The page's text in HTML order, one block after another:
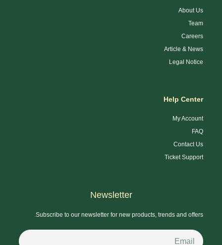
About Us
Team
Careers
Article & News
Legal Notice
Help Center
My Account
FAQ
Contact Us
Ticket Support
Newsletter
Subscribe to our newsletter for new products, trends and offers.